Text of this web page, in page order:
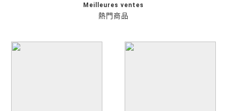
熱門商品
Meilleures ventes